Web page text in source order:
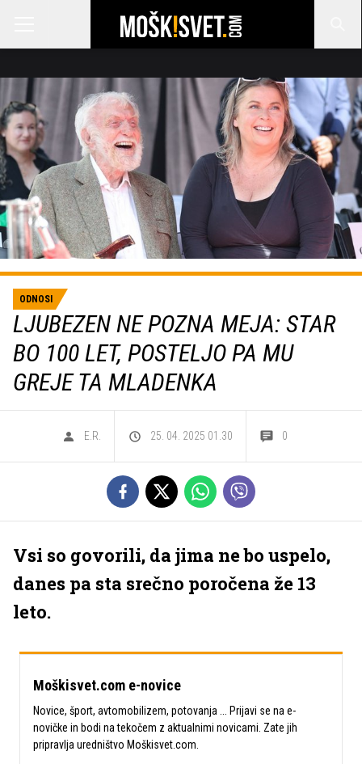
ODNOSI
LJUBEZEN NE POZNA MEJA: STAR
BO 100 LET, POSTELJO PA MU
GREJE TA MLADENKA
E.R. 25. 04. 2025 01.30 0
Vsi so govorili, da jima ne bo uspelo,
danes pa sta srečno poročena že 13
leto.
Moškisvet.com e-novice
Novice, šport, avtomobilizem, potovanja ... Prijavi se na e-
novičke in bodi na tekočem z aktualnimi novicami. Zate jih
pripravlja uredništvo Moškisvet.com.